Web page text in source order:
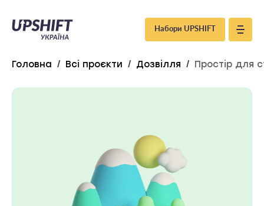
Upshift
–
Україна
Набори UPSHIFT
Головна / Всі проєкти / Дозвілля / Простір для